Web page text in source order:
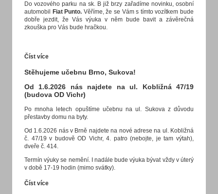
Do vozového parku na sk. B již brzy zařadíme novinku, osobní
automobil
Fiat Punto. Věříme, že se Vám s tímto vozítkem bude
dobře jezdit, že Vás výuka v něm bude bavit a závěrečná
zkouška pro Vás bude hračkou.
Číst více
Stěhujeme učebnu Brno, Sukova!
Od 1.6.2026 nás najdete na ul. Kobližná 47/19
(budova OD Vichr)
Po mnoha letech opuštíme učebnu na ul. Sukova z důvodu
přestavby domu na byty.
Od 1.6.2026 nás v Brně najdete na nové adrese na ul. Kobližná
č. 47/19 v budově OD Vichr, 4. patro (nebojte, je tam výtah),
dveře č. 414.
Termín výuky se nemění. I nadále bude výuka bývat vždy v úterý
v době 17-19 hodin (mimo svátky).
Číst více